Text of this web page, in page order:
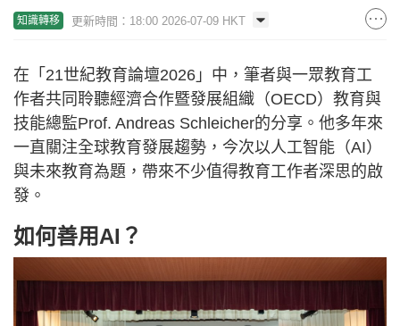
知識轉移 更新時間：18:00 2026-07-09 HKT
在「21世紀教育論壇2026」中，筆者與一眾教育工
作者共同聆聽經濟合作暨發展組織（OECD）教育與
技能總監Prof. Andreas Schleicher的分享。他多年來
一直關注全球教育發展趨勢，今次以人工智能（AI）
與未來教育為題，帶來不少值得教育工作者深思的啟
發。
如何善用AI？